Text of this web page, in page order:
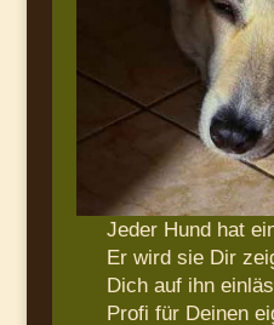
Jeder Hund hat
Er wird sie Dir
Dich auf ihn
Profi für Deinen